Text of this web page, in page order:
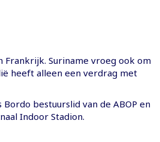
Frankrijk. Suriname vroeg ook om
heeft alleen een verdrag met
bestuurslid van de ABOP en
Indoor Stadion.